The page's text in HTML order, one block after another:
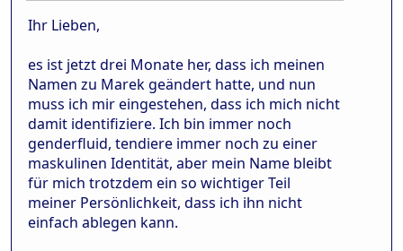
Ihr Lieben,
es ist jetzt drei Monate her, dass ich meinen
Namen zu Marek geändert hatte, und nun
muss ich mir eingestehen, dass ich mich nicht
damit identifiziere. Ich bin immer noch
genderfluid, tendiere immer noch zu einer
maskulinen Identität, aber mein Name bleibt
für mich trotzdem ein so wichtiger Teil
meiner Persönlichkeit, dass ich ihn nicht
einfach ablegen kann.